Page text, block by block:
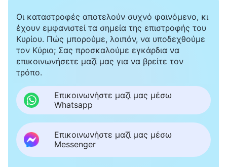
βοηθήσω κάποιους αδελφούς και αδελφές μου
εγκαίρως, τα προβλήματά τους παρέμεναν
άλυτα κι αυτοί συνέχιζαν να βρίσκονται σε
κακή κατάσταση. Κατανοούσα ξεκάθαρα πως
αν είχα μιλήσει στον επικεφαλής για αυτά τα
προβλήματα που δεν καταλάβαινα, θα
αναζητούσαμε μαζί την αλήθεια για να τους
βοηθήσουμε, και τα προβλήματα όλων θα είχαν
επιλυθεί το συντομότερο δυνατόν. Ένιωσα
κάποιες ενοχές, γνωρίζοντας πως αν συνέχιζα
Οι καταστροφές αποτελούν συχνό φαινόμενο, κι
έχουν εμφανιστεί τα σημεία της επιστροφής του
Κυρίου. Πώς μπορούμε, λοιπόν, να υποδεχθούμε
τον Κύριο; Σας προσκαλούμε εγκάρδια να
επικοινωνήσετε μαζί μας για να βρείτε τον
τρόπο.
Επικοινωνήστε μαζί μας μέσω
Whatsapp
Επικοινωνήστε μαζί μας μέσω
Messenger